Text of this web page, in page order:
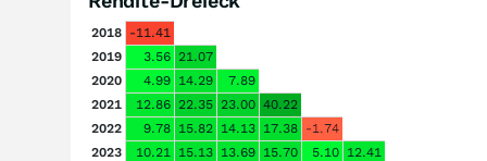
2018 -11.41
2019
3.56 21.07
2020
4.99 14.29
7.89
2021
12.86 22.35 23.00 40.22
2022
9.78 15.82 14.13 17.38 -1.74
2023
10.21 15.13 13.69 15.70 5.10 12.41